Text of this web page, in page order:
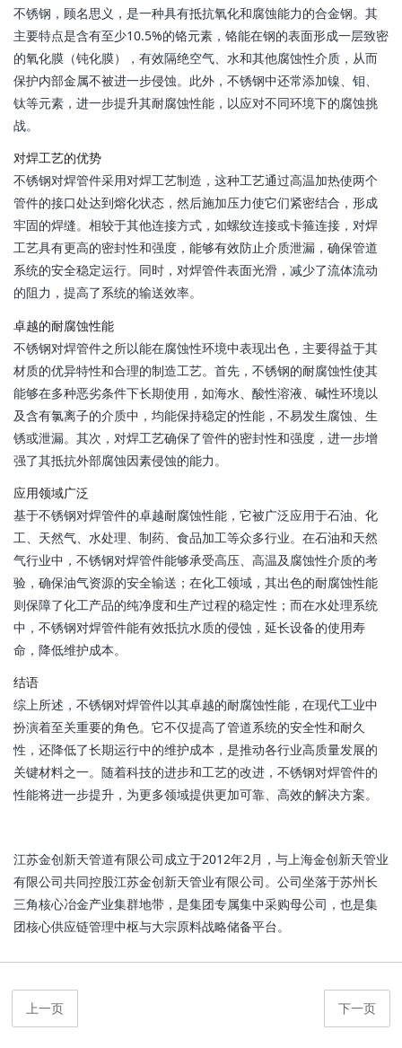
不锈钢，顾名思义，是一种具有抵抗氧化和腐蚀能力的合金钢。其
主要特点是含有至少10.5%的铬元素，铬能在钢的表面形成一层致密
的氧化膜（钝化膜），有效隔绝空气、水和其他腐蚀性介质，从而
保护内部金属不被进一步侵蚀。此外，不锈钢中还常添加镍、钼、
钛等元素，进一步提升其耐腐蚀性能，以应对不同环境下的腐蚀挑
战。
对焊工艺的优势
不锈钢对焊管件采用对焊工艺制造，这种工艺通过高温加热使两个
管件的接口处达到熔化状态，然后施加压力使它们紧密结合，形成
牢固的焊缝。相较于其他连接方式，如螺纹连接或卡箍连接，对焊
工艺具有更高的密封性和强度，能够有效防止介质泄漏，确保管道
系统的安全稳定运行。同时，对焊管件表面光滑，减少了流体流动
的阻力，提高了系统的输送效率。
卓越的耐腐蚀性能
不锈钢对焊管件之所以能在腐蚀性环境中表现出色，主要得益于其
材质的优异特性和合理的制造工艺。首先，不锈钢的耐腐蚀性使其
能够在多种恶劣条件下长期使用，如海水、酸性溶液、碱性环境以
及含有氯离子的介质中，均能保持稳定的性能，不易发生腐蚀、生
锈或泄漏。其次，对焊工艺确保了管件的密封性和强度，进一步增
强了其抵抗外部腐蚀因素侵蚀的能力。
应用领域广泛
基于不锈钢对焊管件的卓越耐腐蚀性能，它被广泛应用于石油、化
工、天然气、水处理、制药、食品加工等众多行业。在石油和天然
气行业中，不锈钢对焊管件能够承受高压、高温及腐蚀性介质的考
验，确保油气资源的安全输送；在化工领域，其出色的耐腐蚀性能
则保障了化工产品的纯净度和生产过程的稳定性；而在水处理系统
中，不锈钢对焊管件能有效抵抗水质的侵蚀，延长设备的使用寿
命，降低维护成本。
结语
综上所述，不锈钢对焊管件以其卓越的耐腐蚀性能，在现代工业中
扮演着至关重要的角色。它不仅提高了管道系统的安全性和耐久
性，还降低了长期运行中的维护成本，是推动各行业高质量发展的
关键材料之一。随着科技的进步和工艺的改进，不锈钢对焊管件的
性能将进一步提升，为更多领域提供更加可靠、高效的解决方案。
江苏金创新天管道有限公司成立于2012年2月，与上海金创新天管业
有限公司共同控股江苏金创新天管业有限公司。公司坐落于苏州长
三角核心冶金产业集群地带，是集团专属集中采购母公司，也是集
团核心供应链管理中枢与大宗原料战略储备平台。
上一页 下一页